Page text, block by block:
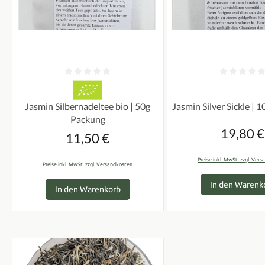
Durchschnittliche Bewertung von 0 von 5 Sternen
Jasmin Silbernadeltee bio | 50g
Packung
Regulärer Preis:
11,50 €
Preise inkl. MwSt. zzgl. Versandkosten
In den Warenkorb
Jasmin Silver Sickle |
19,80 €
Preise inkl. MwSt. zzgl.
In den